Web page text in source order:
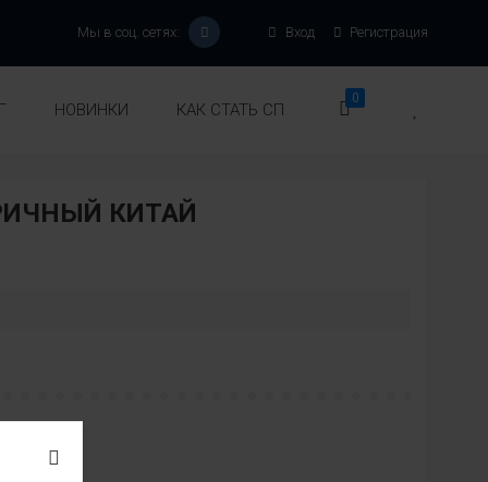
Вход Регистрация
Мы в соц. сетях:
НОВИНКИ КАК СТАТЬ СП
0
КИТАЙ